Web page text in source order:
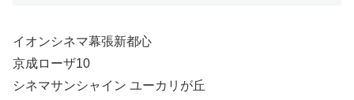
イオンシネマ幕張新都心
京成ローザ10
シネマサンシャイン ユーカリが丘